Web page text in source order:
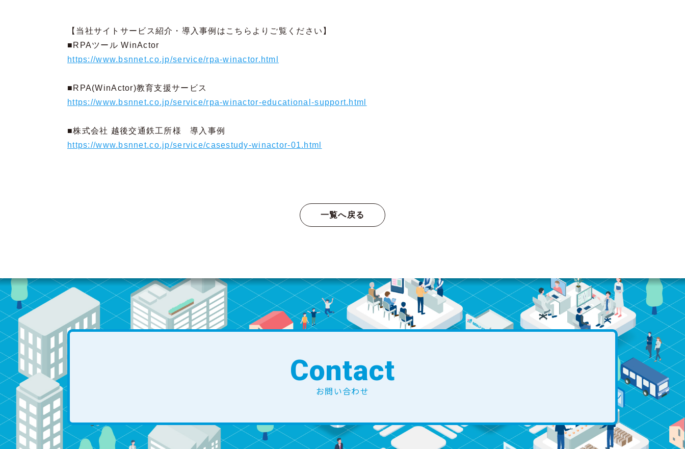
【当社サイトサービス紹介・導入事例はこちらよりご覧ください】
■RPAツール WinActor
https://www.bsnnet.co.jp/service/rpa-winactor.html
■RPA(WinActor)教育支援サービス
https://www.bsnnet.co.jp/service/rpa-winactor-educational-support.html
■株式会社 越後交通鉄工所様 導入事例
https://www.bsnnet.co.jp/service/casestudy-winactor-01.html
一覧へ戻る
Contact
お問い合わせ